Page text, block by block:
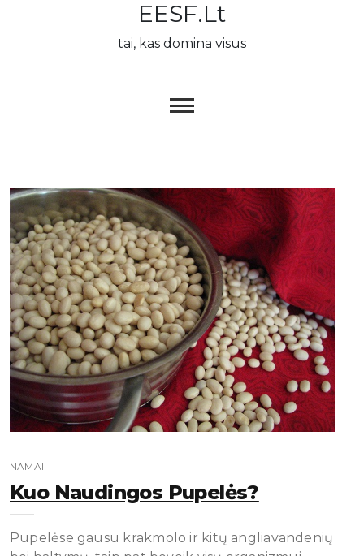
EESF.lt
tai, kas domina visus
NAMAI
Kuo Naudingos Pupelės?
Pupelėse gausu krakmolo ir kitų angliavandenių